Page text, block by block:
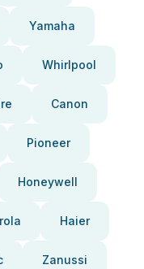
Yamaha
Whirlpool
Canon
Pioneer
Honeywell
Haier
Zanussi